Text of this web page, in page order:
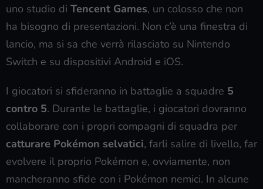
uno studio di Tencent Games, un colosso che non
ha bisogno di presentazioni. Non c’è una finestra di
lancio, ma si sa che verrà rilasciato su Nintendo
Switch e su dispositivi Android e iOS.
I giocatori si sfideranno in battaglie a squadre 5
contro 5. Durante le battaglie, i giocatori dovranno
collaborare con i propri compagni di squadra per
catturare Pokémon selvatici, farli salire di livello, far
evolvere il proprio Pokémon e, ovviamente, non
mancheranno sfide con i Pokémon nemici. In alcune